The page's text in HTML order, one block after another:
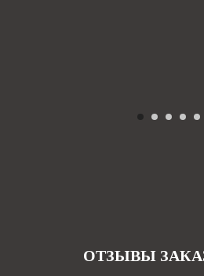
ОТЗЫВЫ